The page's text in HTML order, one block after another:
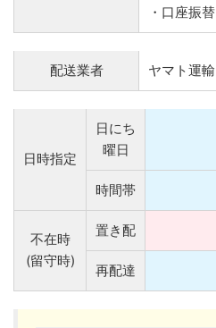
・口座振替
配送業者 ヤマト運輸
日時指定
日にち
曜日
時間帯
不在時
(留守時)
置き配
再配達